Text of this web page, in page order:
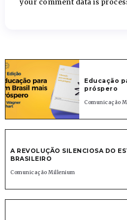
your comment data is
Educação
próspero
Comunicação
A REVOLUÇÃO SILENCIOSA DO
BRASILEIRO
Comunicação Millenium